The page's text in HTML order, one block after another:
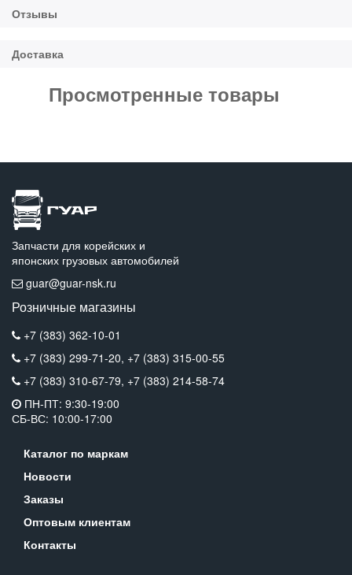
Просмотренные товары
Запчасти для корейских и
японских грузовых автомобилей
guar@guar-nsk.ru
Розничные магазины
+7 (383) 362-10-01
+7 (383) 299-71-20, +7 (383) 315-00-55
+7 (383) 310-67-79, +7 (383) 214-58-74
ПН-ПТ: 9:30-19:00
СБ-ВС: 10:00-17:00
Каталог по маркам
Новости
Заказы
Оптовым клиентам
Контакты